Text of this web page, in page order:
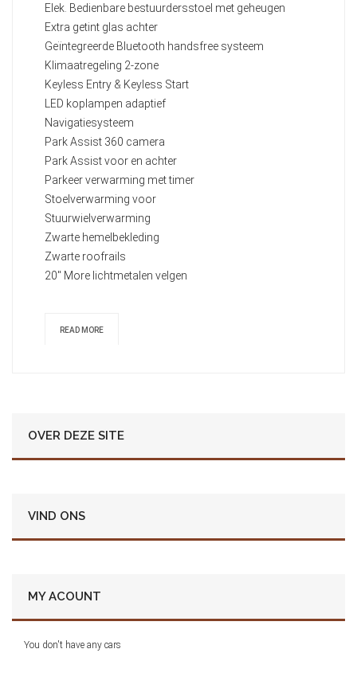
Elek. Bedienbare bestuurdersstoel met geheugen
Extra getint glas achter
Geïntegreerde Bluetooth handsfree systeem
Klimaatregeling 2-zone
Keyless Entry & Keyless Start
LED koplampen adaptief
Navigatiesysteem
Park Assist 360 camera
Park Assist voor en achter
Parkeer verwarming met timer
Stoelverwarming voor
Stuurwielverwarming
Zwarte hemelbekleding
Zwarte roofrails
20" More lichtmetalen velgen
READ MORE
OVER DEZE SITE
VIND ONS
MY ACOUNT
You don't have any cars